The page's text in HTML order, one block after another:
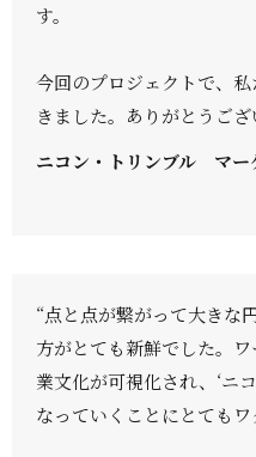
す。
今回のプロジェクトで、
きました。ありがとうご
ニコン・トリンブル マー
“点と点が繋がって大きな
方がとても新鮮でした。
業文化が可視化され、‘ニ
なっていくことにとてもワ